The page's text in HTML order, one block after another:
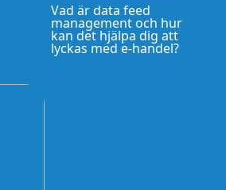
Vad är data feed
management och hur
kan det hjälpa dig att
lyckas med e-handel?